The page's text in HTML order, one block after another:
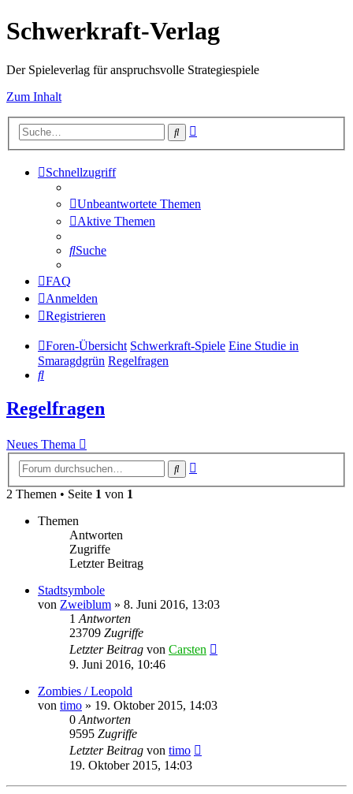
Schwerkraft-Verlag
Der Spieleverlag für anspruchsvolle Strategiespiele
Zum Inhalt
Suche
Schnellzugriff
Unbeantwortete Themen
Aktive Themen
Suche
FAQ
Anmelden
Registrieren
Foren-Übersicht Schwerkraft-Spiele Eine Studie in
Smaragdgrün Regelfragen
Suche
Regelfragen
Neues Thema
Suche
2 Themen • Seite 1 von 1
Themen
Antworten
Zugriffe
Letzter Beitrag
Stadtsymbole
von Zweiblum » 8. Juni 2016, 13:03
1 Antworten
23709 Zugriffe
Letzter Beitrag von Carsten
9. Juni 2016, 10:46
Zombies / Leopold
von timo » 19. Oktober 2015, 14:03
0 Antworten
9595 Zugriffe
Letzter Beitrag von timo
19. Oktober 2015, 14:03